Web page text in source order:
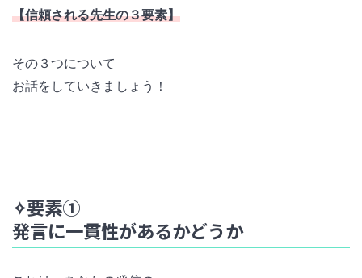
【信頼される先生の３要素】
その３つについて
お話をしていきましょう！
✧要素①
発言に一貫性があるかどうか